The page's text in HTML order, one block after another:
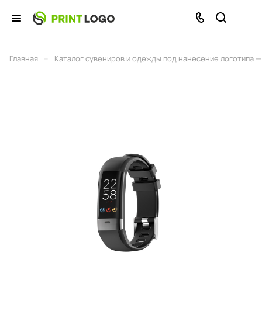
Главная Каталог сувениров и одежды под нанесение логотипа